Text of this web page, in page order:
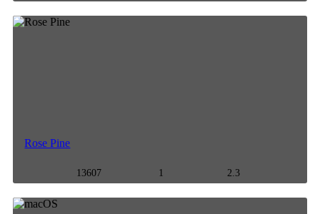
Rose Pine
13607 1 2.3